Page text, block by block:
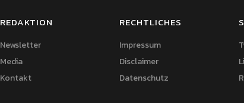
REDAKTION
Newsletter
Media
Kontakt
RECHTLICHES
Impressum
Disclaimer
Datenschutz